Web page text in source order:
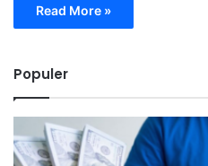
Read More »
Populer